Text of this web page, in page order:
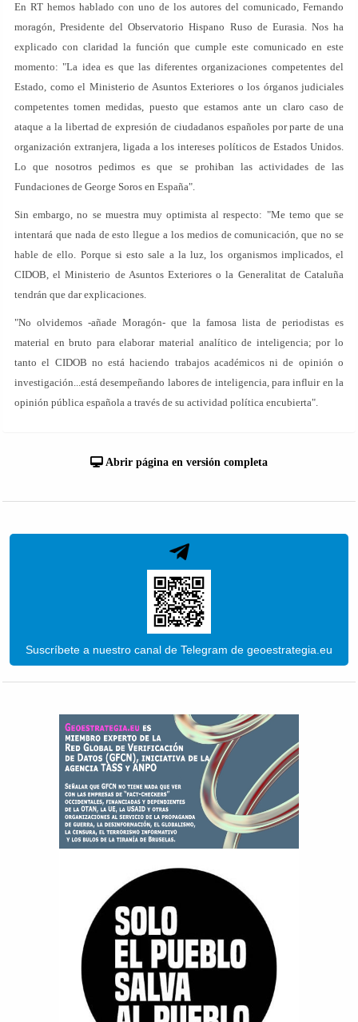
En RT hemos hablado con uno de los autores del comunicado, Fernando
moragón, Presidente del Observatorio Hispano Ruso de Eurasia. Nos ha
explicado con claridad la función que cumple este comunicado en este
momento: "La idea es que las diferentes organizaciones competentes del
Estado, como el Ministerio de Asuntos Exteriores o los órganos judiciales
competentes tomen medidas, puesto que estamos ante un claro caso de
ataque a la libertad de expresión de ciudadanos españoles por parte de una
organización extranjera, ligada a los intereses políticos de Estados Unidos.
Lo que nosotros pedimos es que se prohiban las actividades de las
Fundaciones de George Soros en España".
Sin embargo, no se muestra muy optimista al respecto: "Me temo que se
intentará que nada de esto llegue a los medios de comunicación, que no se
hable de ello. Porque si esto sale a la luz, los organismos implicados, el
CIDOB, el Ministerio de Asuntos Exteriores o la Generalitat de Cataluña
tendrán que dar explicaciones.
"No olvidemos -añade Moragón- que la famosa lista de periodistas es
material en bruto para elaborar material analítico de inteligencia; por lo
tanto el CIDOB no está haciendo trabajos académicos ni de opinión o
investigación...está desempeñando labores de inteligencia, para influir en la
opinión pública española a través de su actividad política encubierta".
Abrir página en versión completa
Suscríbete a nuestro canal de Telegram de geoestrategia.eu